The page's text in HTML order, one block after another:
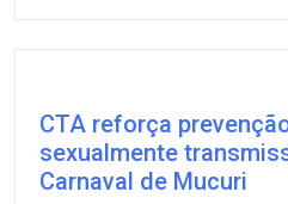
CTA reforça
sexualmente
Carnaval de Mucuri